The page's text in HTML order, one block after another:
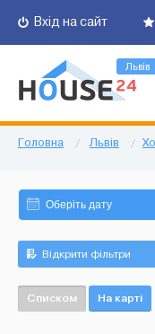
Вхід на сайт
Львів
Головна / Львів /
Відкрити фільтри
Списком На карті